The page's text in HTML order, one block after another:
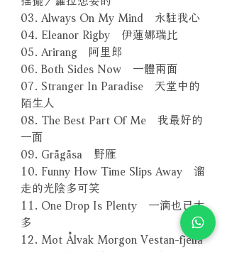
03. Always On My Mind 永駐我心
04. Eleanor Rigby 伊蓮娜瑞比
05. Arirang 阿里郎
06. Both Sides Now 一體兩面
07. Stranger In Paradise 天堂中的
陌生人
08. The Best Part Of Me 我最好的
一面
09. Grågåsa 野雁
10. Funny How Time Slips Away 溜
走的光陰多可笑
11. One Drop Is Plenty 一滴也已太
多
12. Mot Ålvak Morgon Vestan-fjella
gloder 前往西方阿爾瓦的清晨